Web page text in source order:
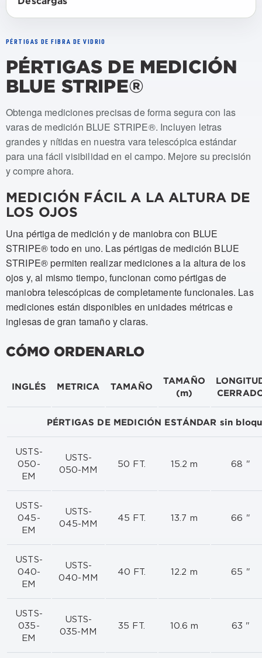
PÉRTIGAS DE FIBRA DE VIDRIO
PÉRTIGAS DE MEDICIÓN
BLUE STRIPE®
Numeros de articulo: STANDARD MEASURING STICKS
Obtenga mediciones precisas de forma segura con las
varas de medición BLUE STRIPE®. Incluyen letras
grandes y nítidas en nuestra vara telescópica estándar
para una fácil visibilidad en el campo. Mejore su precisión
y compre ahora.
MEDICIÓN FÁCIL A LA ALTURA DE
LOS OJOS
Una pértiga de medición y de maniobra con BLUE
STRIPE® todo en uno. Las pértigas de medición BLUE
STRIPE® permiten realizar mediciones a la altura de los
ojos y, al mismo tiempo, funcionan como pértigas de
maniobra telescópicas de completamente funcionales. Las
mediciones están disponibles en unidades métricas e
inglesas de gran tamaño y claras.
CÓMO ORDENARLO
INGLÉS METRICA TAMAÑO
TAMAÑO
(m)
PÉRTIGAS DE MEDICIÓN ESTÁNDAR sin
USTS-
050-
EM
USTS-
050-MM
50 FT. 15.2 m 68 "
USTS-
045-
EM
USTS-
045-MM
45 FT. 13.7 m 66 "
USTS-
040-
EM
USTS-
040-MM
40 FT. 12.2 m 65 "
USTS-
035-
EM
USTS-
035-MM
35 FT. 10.6 m 63 "